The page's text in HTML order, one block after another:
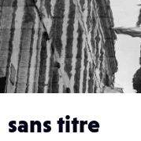
sans titre